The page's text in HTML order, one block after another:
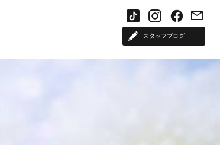
スタッフブログ